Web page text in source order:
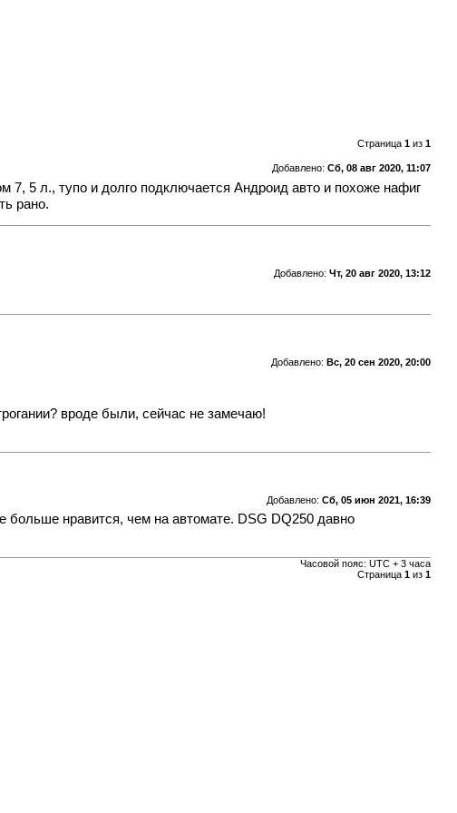
Страница 1из 1
Добавлено: Сб, 08 авг 2020, 11:07
7, 5 л., тупо и долго подключается Андроид авто и похоже нафиг
рано.
Добавлено: Чт, 20 авг 2020, 13:12
Добавлено: Вс, 20 сен 2020, 20:00
вроде были, сейчас не замечаю!
Добавлено: Сб, 05 июн 2021, 16:39
больше нравится, чем на автомате. DSG DQ250 давно
Часовой пояс: UTC + 3 часа
Страница 1из 1